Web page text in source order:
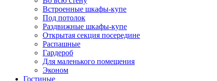
Встроенные шкафы-купе
Под потолок
Раздвижные шкафы-купе
Открытая секция посередине
Распашные
Гардероб
Для маленького помещения
Эконом
Гостиные